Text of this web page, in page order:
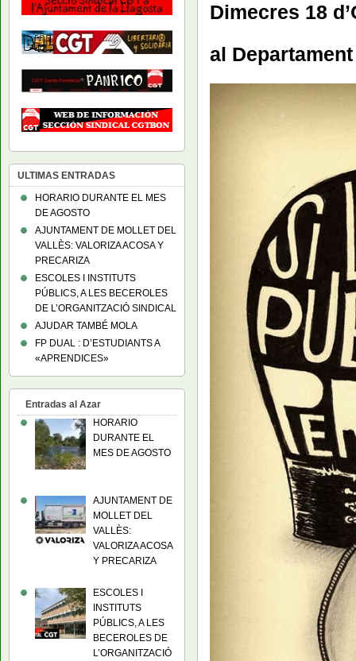
Dimecres 18
al
ULTIMAS ENTRADAS
HORARIO DURANTE EL MES
DE AGOSTO
AJUNTAMENT DE MOLLET DEL
VALLÈS: VALORIZA ACOSA Y
PRECARIZA
ESCOLES I INSTITUTS
PÚBLICS, A LES BECEROLES
DE L’ORGANITZACIÓ SINDICAL
AJUDAR TAMBÉ MOLA
FP DUAL : D’ESTUDIANTS A
«APRENDICES»
Entradas al Azar
HORARIO
DURANTE EL
MES DE AGOSTO
AJUNTAMENT DE
MOLLET DEL
VALLÈS:
VALORIZA ACOSA
Y PRECARIZA
ESCOLES I
INSTITUTS
PÚBLICS, A LES
BECEROLES DE
L’ORGANITZACIÓ